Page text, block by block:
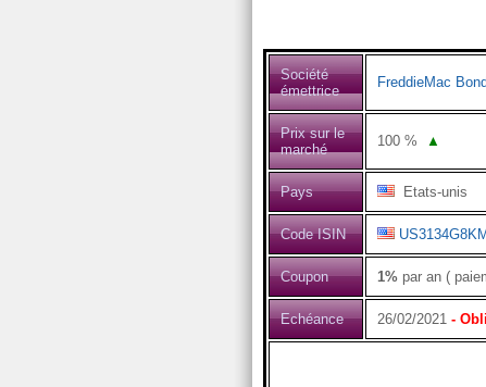
Société
émettrice
FreddieMac
Prix sur le
marché
100% ▲
Pays Etats-unis
Code ISIN
Coupon 1%par an (
Echéance 26/02/2021-